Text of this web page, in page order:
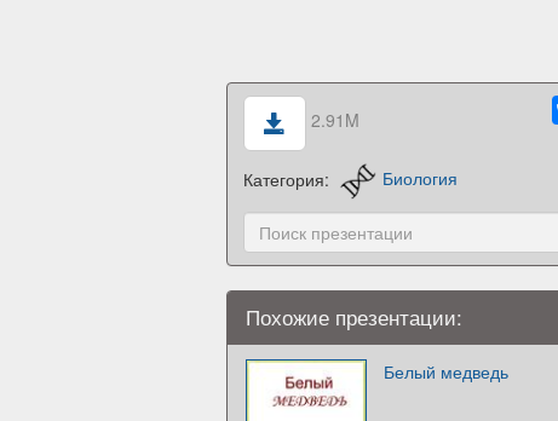
2.91M
Категория: Биология
Похожие презентации:
Белый медведь